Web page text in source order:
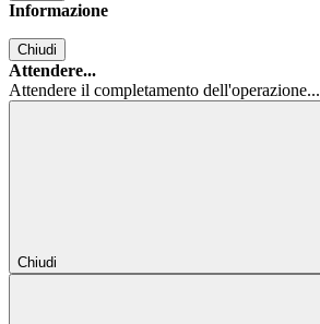
Informazione
Chiudi
Attendere...
Attendere il completamento dell'operazione...
Chiudi